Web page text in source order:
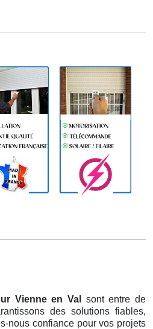
Vienne en Val sont entre de
des solutions fiables,
nous confiance pour vos projets